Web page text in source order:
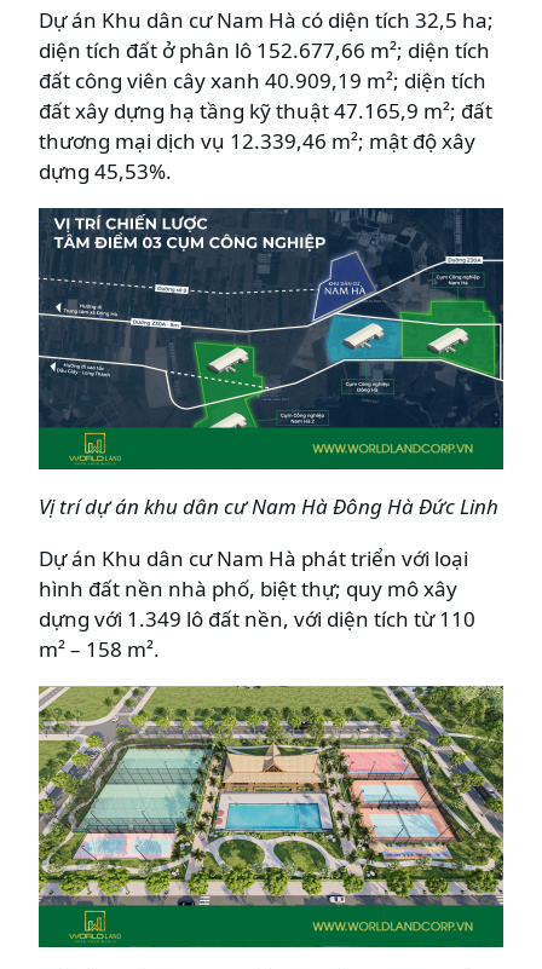
Dự án Khu dân cư Nam Hà có diện tích 32,5 ha;
diện tích đất ở phân lô 152.677,66 m²; diện tích
đất công viên cây xanh 40.909,19 m²; diện tích
đất xây dựng hạ tầng kỹ thuật 47.165,9 m²; đất
thương mại dịch vụ 12.339,46 m²; mật độ xây
dựng 45,53%.
Vị trí dự án khu dân cư Nam Hà Đông Hà Đức Linh
Dự án Khu dân cư Nam Hà phát triển với loại
hình đất nền nhà phố, biệt thự; quy mô xây
dựng với 1.349 lô đất nền, với diện tích từ 110
m² – 158 m².